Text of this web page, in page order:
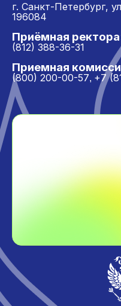
г. Санкт-Петербург,
196084
Приёмная
(812) 388-36-31
Приемная
(800) 200-00-57, +7